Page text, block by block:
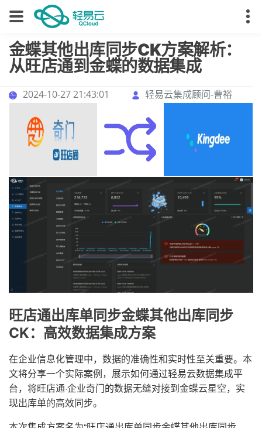
金蝶其他出库同步CK方案解析：
从旺店通到金蝶的数据集成
2024-10-27 21:43:01 轻易云集成顾问-曹裕
旺店通出库单同步金蝶其他出库同步
CK：高效数据集成方案
在企业信息化管理中，数据的准确性和实时性至关重要。本
文将分享一个实际案例，展示如何通过轻易云数据集成平
台，将旺店通·企业奇门的数据无缝对接到金蝶云星空，实
现出库单的高效同步。